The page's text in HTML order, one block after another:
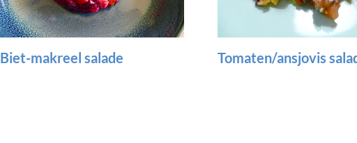
Tomaten/ansjovis salade
Crespelle met spinazie